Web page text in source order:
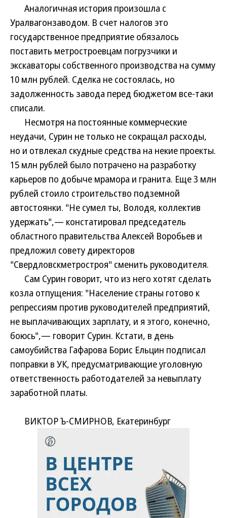
Аналогичная история произошла с
Уралвагонзаводом. В счет налогов это
государственное предприятие обязалось
поставить метростроевцам погрузчики и
экскаваторы собственного производства на сумму
10 млн рублей. Сделка не состоялась, но
задолженность завода перед бюджетом все-таки
списали.
Несмотря на постоянные коммерческие
неудачи, Сурин не только не сокращал расходы,
но и отвлекал скудные средства на некие проекты.
15 млн рублей было потрачено на разработку
карьеров по добыче мрамора и гранита. Еще 3 млн
рублей стоило строительство подземной
автостоянки. "Не сумел ты, Володя, коллектив
удержать",— констатировал председатель
областного правительства Алексей Воробьев и
предложил совету директоров
"Свердловскметростроя" сменить руководителя.
Сам Сурин говорит, что из него хотят сделать
козла отпущения: "Население страны готово к
репрессиям против руководителей предприятий,
не выплачивающих зарплату, и я этого, конечно,
боюсь",— говорит Сурин. Кстати, в день
самоубийства Гафарова Борис Ельцин подписал
поправки в УК, предусматривающие уголовную
ответственность работодателей за невыплату
заработной платы.
ВИКТОР Ъ-СМИРНОВ, Екатеринбург